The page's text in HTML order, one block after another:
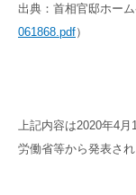
出典：首相官邸ホー
061868.pdf）
上記内容は2020年4
労働省等から発表さ